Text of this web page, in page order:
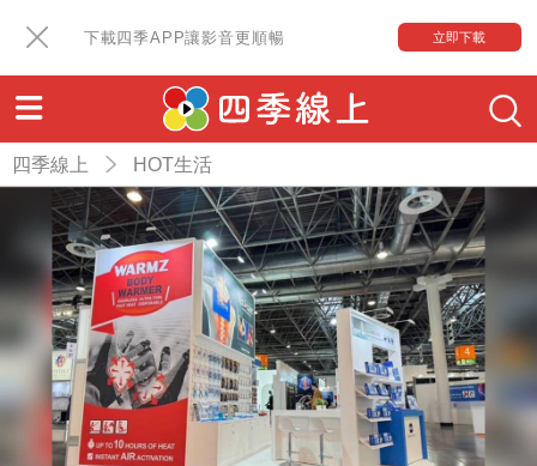
下載四季APP讓影音更順暢 立即下載
四季線上 HOT生活